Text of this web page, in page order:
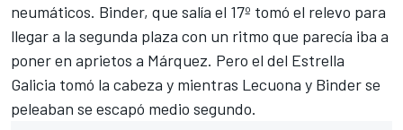
neumáticos. Binder, que salía el 17º tomó el relevo para
llegar a la segunda plaza con un ritmo que parecía iba a
poner en aprietos a Márquez. Pero el del Estrella
Galicia tomó la cabeza y mientras Lecuona y Binder se
peleaban se escapó medio segundo.